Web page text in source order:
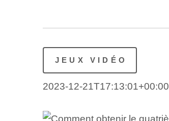
JEUX VIDÉO
2023-12-21T17:13:01+00:00